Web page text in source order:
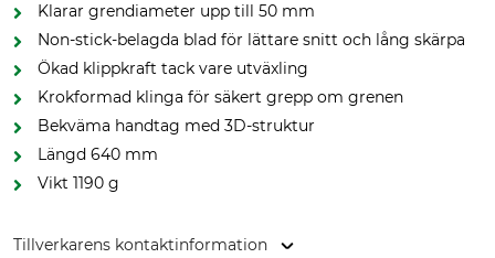
Klarar grendiameter upp till 50 mm
Non-stick-belagda blad för lättare snitt och lång skärpa
Ökad klippkraft tack vare utväxling
Krokformad klinga för säkert grepp om grenen
Bekväma handtag med 3D-struktur
Längd 640 mm
Vikt 1190 g
Tillverkarens kontaktinformation